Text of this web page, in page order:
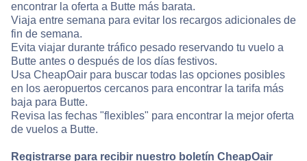
encontrar la oferta a Butte más barata.
Viaja entre semana para evitar los recargos adicionales de
fin de semana.
Evita viajar durante tráfico pesado reservando tu vuelo a
Butte antes o después de los días festivos.
Usa CheapOair para buscar todas las opciones posibles
en los aeropuertos cercanos para encontrar la tarifa más
baja para Butte.
Revisa las fechas "flexibles" para encontrar la mejor oferta
de vuelos a Butte.
Registrarse para recibir nuestro boletín CheapOair